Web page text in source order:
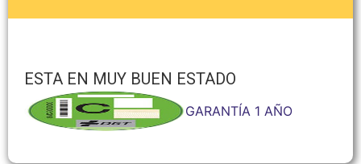
ESTA EN MUY BUEN ESTADO
GARANTÍA 1 AÑO